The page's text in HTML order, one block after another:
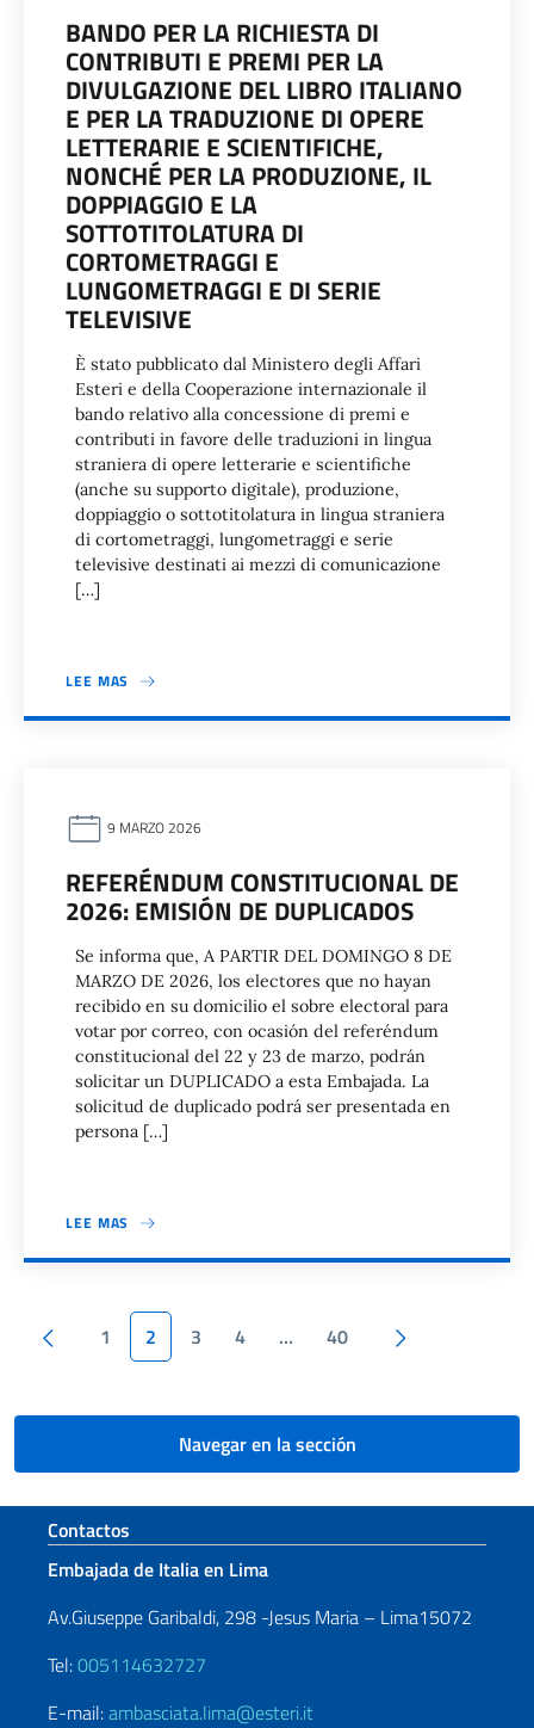
BANDO PER LA RICHIESTA DI
CONTRIBUTI E PREMI PER LA
DIVULGAZIONE DEL LIBRO ITALIANO
E PER LA TRADUZIONE DI OPERE
LETTERARIE E SCIENTIFICHE,
NONCHÉ PER LA PRODUZIONE, IL
DOPPIAGGIO E LA
SOTTOTITOLATURA DI
CORTOMETRAGGI E
LUNGOMETRAGGI E DI SERIE
TELEVISIVE
È stato pubblicato dal Ministero degli Affari
Esteri e della Cooperazione internazionale il
bando relativo alla concessione di premi e
contributi in favore delle traduzioni in lingua
straniera di opere letterarie e scientifiche
(anche su supporto digitale), produzione,
doppiaggio o sottotitolatura in lingua straniera
di cortometraggi, lungometraggi e serie
televisive destinati ai mezzi di comunicazione
[…]
LEE MAS
9 MARZO 2026
REFERÉNDUM CONSTITUCIONAL DE
2026: EMISIÓN DE DUPLICADOS
Se informa que, A PARTIR DEL DOMINGO 8 DE
MARZO DE 2026, los electores que no hayan
recibido en su domicilio el sobre electoral para
votar por correo, con ocasión del referéndum
constitucional del 22 y 23 de marzo, podrán
solicitar un DUPLICADO a esta Embajada. La
solicitud de duplicado podrá ser presentada en
persona […]
LEE MAS
Paginación
Pagina anterior
1 2 3 4 … 40
Navegar en la sección
Sezione footer
Contactos
Embajada de Italia en Lima
Av.Giuseppe Garibaldi, 298 -Jesus Maria – Lima15072
Tel:005114632727
E-mail:ambasciata.lima@esteri.it